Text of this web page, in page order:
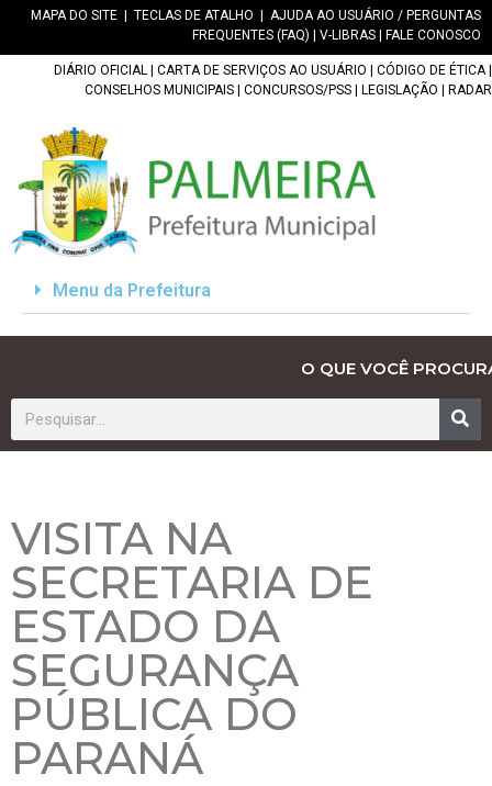
MAPA DO SITE TECLAS DE ATALHO
AJUDA AO USUÁRIO / PERGUNTAS
FREQUENTES (FAQ)
V-LIBRAS FALE CONOSCO
DIÁRIO OFICIAL CARTA DE SERVIÇOS AO USUÁRIO CÓDIGO DE ÉTICA|
CONSELHOS MUNICIPAIS
CONCURSOS/PSS LEGISLAÇÃO RADAR
Menu da Prefeitura
O QUE VOCÊ
VISITA NA
SECRETARIA DE
ESTADO DA
SEGURANÇA
PÚBLICA DO
PARANÁ